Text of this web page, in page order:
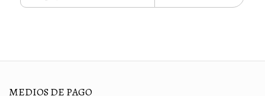
MEDIOS DE PAGO